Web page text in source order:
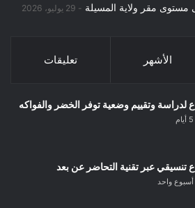
مستوى مقر ولاية المسيلة 29 يوليو، 2026
الأشهر تعليقات
لدراسة وتقييم وضعية توفر الخضر والفواكه
تنسيقي عبر تقنية التحاضر عن بعد
أسبوع واحد